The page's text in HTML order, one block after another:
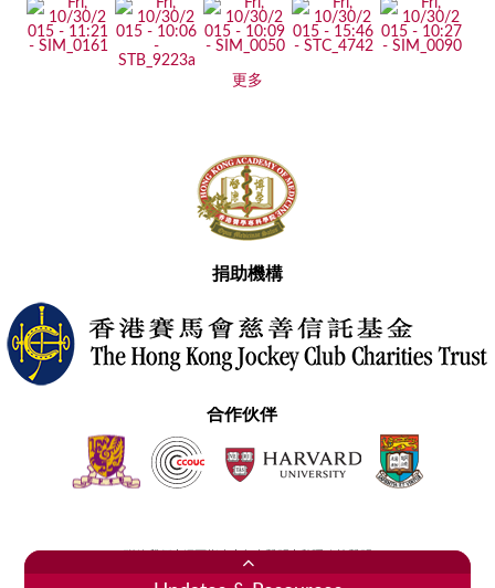
更多
捐助機構
合作伙伴
2020香港醫學專科學院 版權所有